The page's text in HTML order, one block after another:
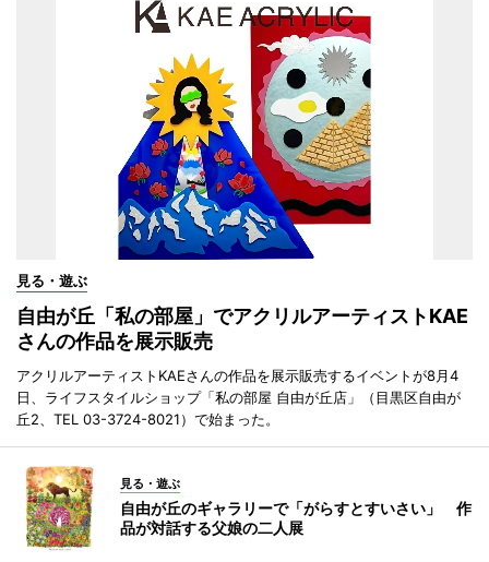
見る・遊ぶ
自由が丘「私の部屋」でアクリルアーティストKAE
さんの作品を展示販売
アクリルアーティストKAEさんの作品を展示販売するイベントが8月4
日、ライフスタイルショップ「私の部屋 自由が丘店」（目黒区自由が
丘2、TEL 03-3724-8021）で始まった。
見る・遊ぶ
自由が丘のギャラリーで「がらすとすいさい」 作
品が対話する父娘の二人展